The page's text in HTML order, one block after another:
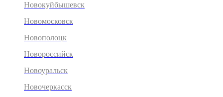
Новокуйбышевск
Новомосковск
Новополоцк
Новороссийск
Новоуральск
Новочеркасск